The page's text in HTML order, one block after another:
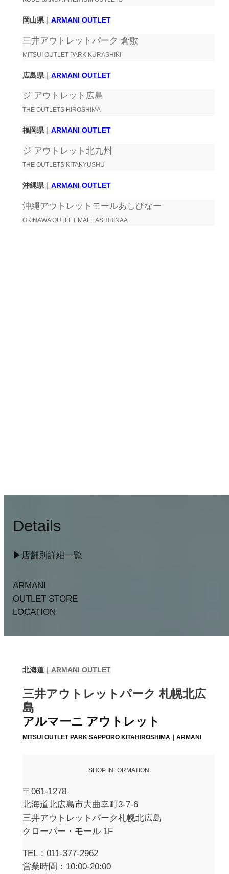
岡山県｜ ARMANI OUTLET
三井アウトレットパーク 倉敷
MITSUI OUTLET PARK KURASHIKI
広島県｜ ARMANI OUTLET
ジ アウトレット広島
THE OUTLETS HIROSHIMA
福岡県｜ ARMANI OUTLET
ジ アウトレット北九州
THE OUTLETS KITAKYUSHU
沖縄県｜ ARMANI OUTLET
沖縄アウトレットモールあしびなー
OKINAWA OUTLET MALL ASHIBINAA
Details
▶︎店舗別詳細一覧
ARMANI
OUTLET STORE
LOCATION
北海道｜ ARMANI OUTLET
三井アウトレットパーク 札幌北広
島
アルマーニ アウトレット
MITSUI OUTLET PARK SAPPORO KITAHIROSHIMA｜ARMANI
SHOP INFORMATION
〒061-1278
北海道北広島市大曲幸町3-7-6
三井アウトレットパーク札幌北広島
クローバー・モール 1F
TEL：011-377-2962
営業時間：10:00-20:00